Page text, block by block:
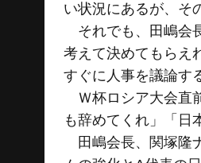
い状況にあるが、そ
それでも、田嶋会
考えて決めてもらえ
すぐに人事を議論す
Ｗ杯ロシア大会直
も辞めてくれ」「日
田嶋会長、関塚隆